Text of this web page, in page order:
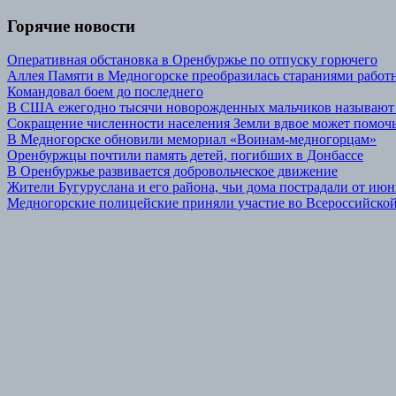
Горячие новости
Оперативная обстановка в Оренбуржье по отпуску горючего
Аллея Памяти в Медногорске преобразилась стараниями
Командовал боем до последнего
В США ежегодно тысячи новорожденных мальчиков
Сокращение численности населения Земли вдвое может
В Медногорске обновили мемориал «Воинам-медногорцам»
Оренбуржцы почтили память детей, погибших в Донбассе
В Оренбуржье развивается добровольческое движение
Жители Бугуруслана и его района, чьи дома пострадали от
Медногорские полицейские приняли участие во